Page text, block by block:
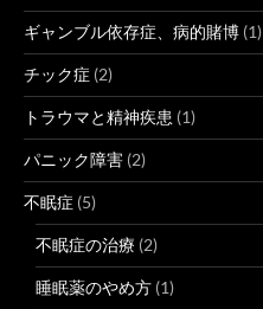
ギャンブル依存症、病的賭博 (1)
チック症 (2)
トラウマと精神疾患 (1)
パニック障害 (2)
不眠症 (5)
不眠症の治療 (2)
睡眠薬のやめ方 (1)